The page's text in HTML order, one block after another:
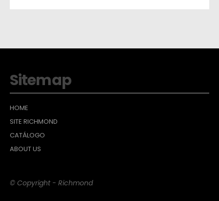
Sitemap
HOME
SITE RICHMOND
CATÁLOGO
ABOUT US
© Copyright - Richmond